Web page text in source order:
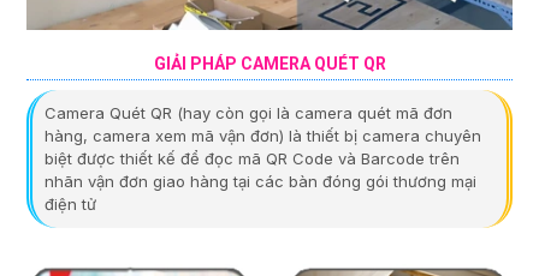
GIẢI PHÁP CAMERA QUÉT QR
Camera Quét QR (hay còn gọi là camera quét mã đơn
hàng, camera xem mã vận đơn) là thiết bị camera chuyên
biệt được thiết kế để đọc mã QR Code và Barcode trên
nhãn vận đơn giao hàng tại các bàn đóng gói thương mại
điện tử